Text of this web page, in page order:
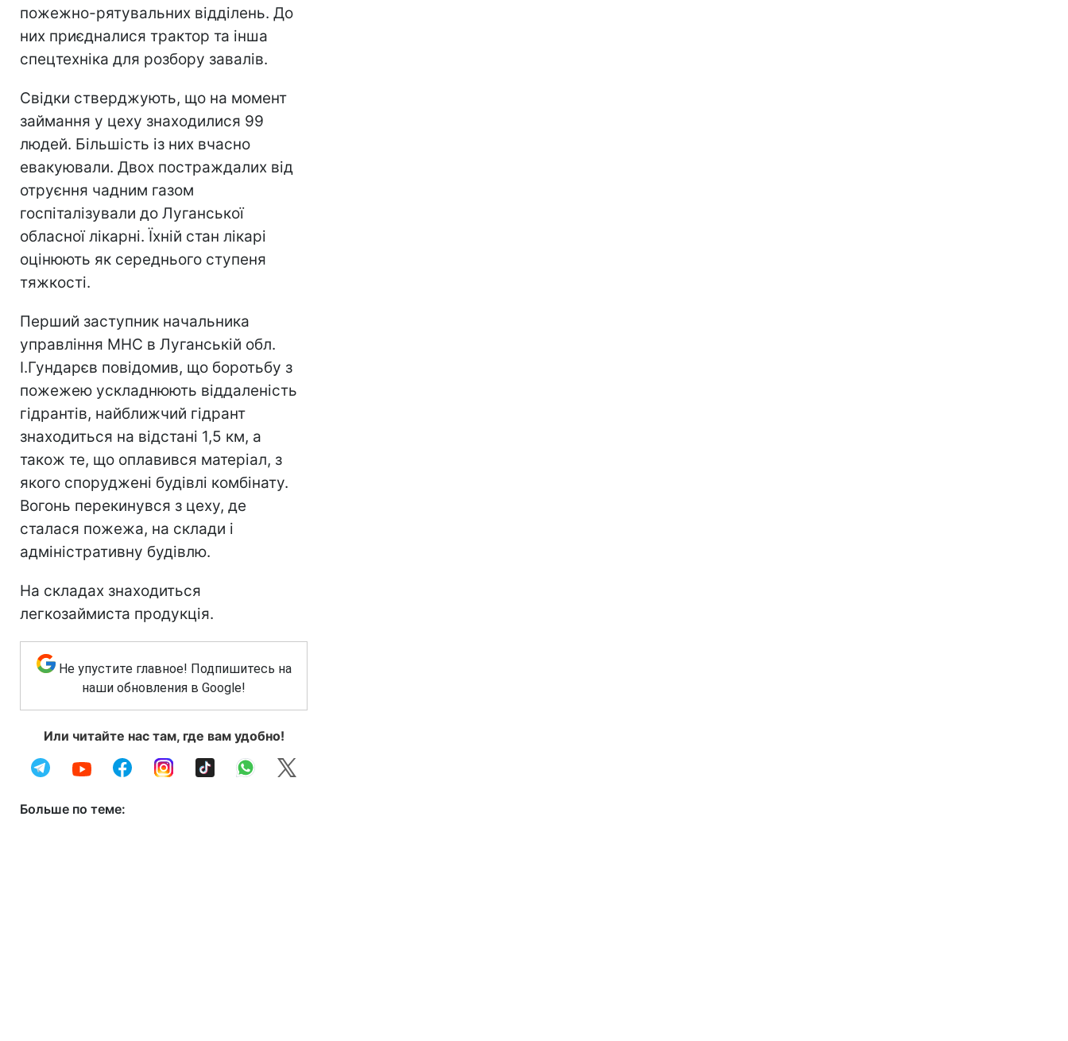
пожежно-рятувальних відділень. До
них приєдналися трактор та інша
спецтехніка для розбору завалів.
Свідки стверджують, що на момент
займання у цеху знаходилися 99
людей. Більшість із них вчасно
евакуювали. Двох постраждалих від
отруєння чадним газом
госпіталізували до Луганської
обласної лікарні. Їхній стан лікарі
оцінюють як середнього ступеня
тяжкості.
Перший заступник начальника
управління МНС в Луганській обл.
І.Гундарєв повідомив, що боротьбу з
пожежею ускладнюють віддаленість
гідрантів, найближчий гідрант
знаходиться на відстані 1,5 км, а
також те, що оплавився матеріал, з
якого споруджені будівлі комбінату.
Вогонь перекинувся з цеху, де
сталася пожежа, на склади і
адміністративну будівлю.
На складах знаходиться
легкозаймиста продукція.
Не упустите главное! Подпишитесь на
наши обновления в Google!
Или читайте нас там, где вам удобно!
Больше по теме: